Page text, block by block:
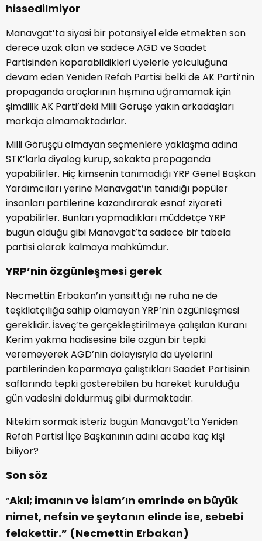
hissedilmiyor
Manavgat’ta siyasi bir potansiyel elde etmekten son
derece uzak olan ve sadece AGD ve Saadet
Partisinden koparabildikleri üyelerle yolculuğuna
devam eden Yeniden Refah Partisi belki de AK Parti’nin
propaganda araçlarının hışmına uğramamak için
şimdilik AK Parti’deki Milli Görüşe yakın arkadaşları
markaja almamaktadırlar.
Milli Görüşçü olmayan seçmenlere yaklaşma adına
STK’larla diyalog kurup, sokakta propaganda
yapabilirler. Hiç kimsenin tanımadığı YRP Genel Başkan
Yardımcıları yerine Manavgat’ın tanıdığı popüler
insanları partilerine kazandırarak esnaf ziyareti
yapabilirler. Bunları yapmadıkları müddetçe YRP
bugün olduğu gibi Manavgat’ta sadece bir tabela
partisi olarak kalmaya mahkûmdur.
YRP’nin özgünleşmesi gerek
Necmettin Erbakan’ın yansıttığı ne ruha ne de
teşkilatçılığa sahip olamayan YRP’nin özgünleşmesi
gereklidir. İsveç’te gerçekleştirilmeye çalışılan Kuranı
Kerim yakma hadisesine bile özgün bir tepki
veremeyerek AGD’nin dolayısıyla da üyelerini
partilerinden koparmaya çalıştıkları Saadet Partisinin
saflarında tepki gösterebilen bu hareket kurulduğu
gün vadesini doldurmuş gibi durmaktadır.
Nitekim sormak isteriz bugün Manavgat’ta Yeniden
Refah Partisi İlçe Başkanının adını acaba kaç kişi
biliyor?
Son söz
“Akıl; imanın ve İslam’ın emrinde en büyük
nimet, nefsin ve şeytanın elinde ise, sebebi
felakettir.” (Necmettin Erbakan)